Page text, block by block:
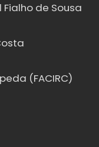
de Sousa
(FACIRC)